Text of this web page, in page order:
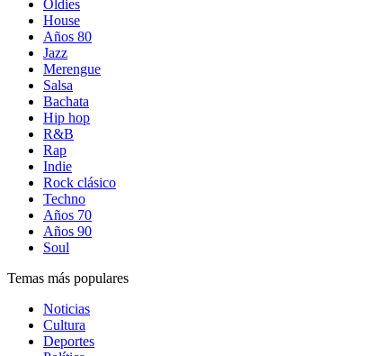
Oldies
House
Años 80
Jazz
Merengue
Salsa
Bachata
Hip hop
R&B
Rap
Indie
Rock clásico
Techno
Años 70
Años 90
Soul
Temas más populares
Noticias
Cultura
Deportes